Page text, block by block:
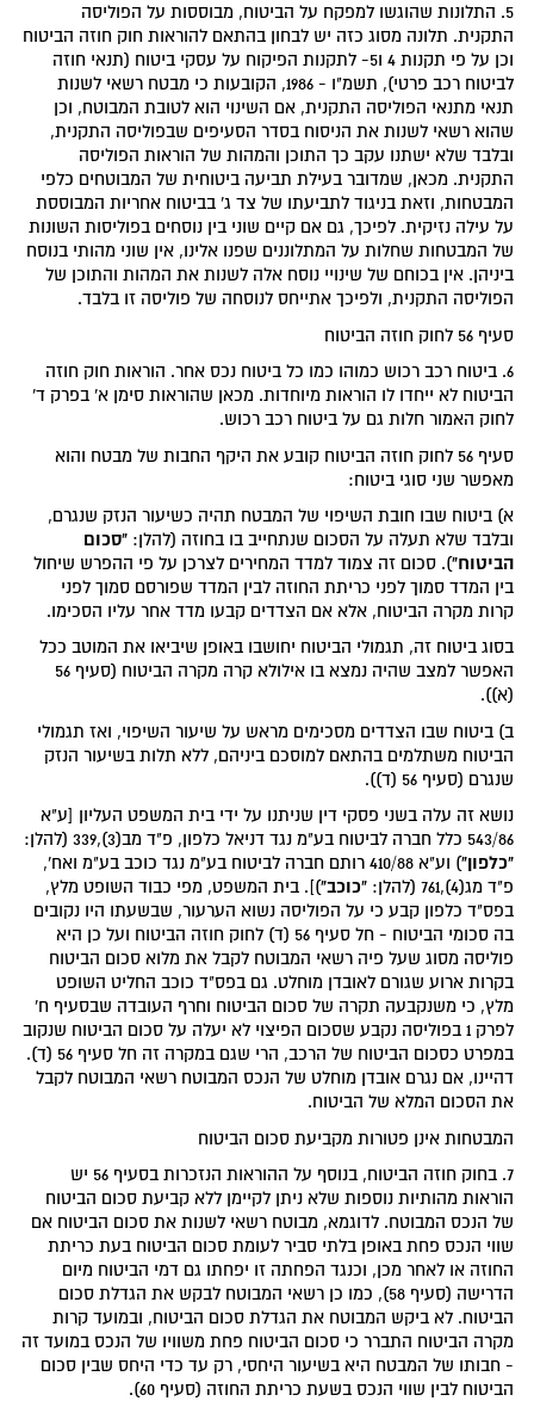
5. התלונות שהוגשו למפקח על הביטוח, מבוססות על הפוליסה
התקנית. תלונה מסוג כזה יש לבחון בהתאם להוראות חוק חוזה הביטוח
וכן על פי תקנות 4 ו5- לתקנות הפיקוח על עסקי ביטוח (תנאי חוזה
לביטוח רכב פרטי), תשמ"ו - 1986, הקובעות כי מבטח רשאי לשנות
תנאי מתנאי הפוליסה התקנית, אם השינוי הוא לטובת המבוטח, וכן
שהוא רשאי לשנות את הניסוח בסדר הסעיפים שבפוליסה התקנית,
ובלבד שלא ישתנו עקב כך התוכן והמהות של הוראות הפוליסה
התקנית. מכאן, שמדובר בעילת תביעה ביטוחית של המבוטחים כלפי
המבטחות, וזאת בניגוד לתביעתו של צד ג' בביטוח אחריות המבוססת
על עילה נזיקית. לפיכך, גם אם קיים שוני בין נוסחים בפוליסות השונות
של המבטחות שחלות על המתלוננים שפנו אלינו, אין שוני מהותי בנוסח
ביניהן. אין בכוחם של שינויי נוסח אלה לשנות את המהות והתוכן של
הפוליסה התקנית, ולפיכך אתייחס לנוסחה של פוליסה זו בלבד.
סעיף 56 לחוק חוזה הביטוח
6. ביטוח רכב רכוש כמוהו כמו כל ביטוח נכס אחר. הוראות חוק חוזה
הביטוח לא ייחדו לו הוראות מיוחדות. מכאן שהוראות סימן א' בפרק ד'
לחוק האמור חלות גם על ביטוח רכב רכוש.
סעיף 56 לחוק חוזה הביטוח קובע את היקף החבות של מבטח והוא
מאפשר שני סוגי ביטוח:
א) ביטוח שבו חובת השיפוי של המבטח תהיה כשיעור הנזק שנגרם,
ובלבד שלא תעלה על הסכום שנתחייב בו בחוזה (להלן:"סכום
הביטוח"). סכום זה צמוד למדד המחירים לצרכן על פי ההפרש שיחול
בין המדד סמוך לפני כריתת החוזה לבין המדד שפורסם סמוך לפני
קרות מקרה הביטוח, אלא אם הצדדים קבעו מדד אחר עליו הסכימו.
בסוג ביטוח זה, תגמולי הביטוח יחושבו באופן שיביאו את המוטב ככל
האפשר למצב שהיה נמצא בו אילולא קרה מקרה הביטוח (סעיף 56
(א)).
ב) ביטוח שבו הצדדים מסכימים מראש על שיעור השיפוי, ואז תגמולי
הביטוח משתלמים בהתאם למוסכם ביניהם, ללא תלות בשיעור הנזק
שנגרם (סעיף 56 (ד)).
נושא זה עלה בשני פסקי דין שניתנו על ידי בית המשפט העליון [ע"א
543/86 כלל חברה לביטוח בע"מ נגד דניאל כלפון, פ"ד מב(3),339 (להלן:
"כלפון"
) וע"א 410/88 רותם חברה לביטוח בע"מ נגד כוכב בע"מ ואח',
פ"ד מג(4),761 (להלן:
"כוכב")]. בית המשפט, מפי כבוד השופט מלץ,
בפס"ד כלפון קבע כי על הפוליסה נשוא הערעור, שבשעתו היו נקובים
בה סכומי הביטוח - חל סעיף 56 (ד) לחוק חוזה הביטוח ועל כן היא
פוליסה מסוג שעל פיה רשאי המבוטח לקבל את מלוא סכום הביטוח
בקרות ארוע שגורם לאובדן מוחלט. גם בפס"ד כוכב החליט השופט
מלץ, כי משנקבעה תקרה של סכום הביטוח וחרף העובדה שבסעיף ח'
לפרק 1 בפוליסה נקבע שסכום הפיצוי לא יעלה על סכום הביטוח שנקוב
במפרט כסכום הביטוח של הרכב, הרי שגם במקרה זה חל סעיף 56 (ד).
דהיינו, אם נגרם אובדן מוחלט של הנכס המבוטח רשאי המבוטח לקבל
את הסכום המלא של הביטוח.
המבטחות אינן פטורות מקביעת סכום הביטוח
7. בחוק חוזה הביטוח, בנוסף על ההוראות הנזכרות בסעיף 56 יש
הוראות מהותיות נוספות שלא ניתן לקיימן ללא קביעת סכום הביטוח
של הנכס המבוטח. לדוגמא, מבוטח רשאי לשנות את סכום הביטוח אם
שווי הנכס פחת באופן בלתי סביר לעומת סכום הביטוח בעת כריתת
החוזה או לאחר מכן, וכנגד הפחתה זו יפחתו גם דמי הביטוח מיום
הדרישה (סעיף 58), כמו כן רשאי המבוטח לבקש את הגדלת סכום
הביטוח. לא ביקש המבוטח את הגדלת סכום הביטוח, ובמועד קרות
מקרה הביטוח התברר כי סכום הביטוח פחת משוויו של הנכס במועד זה
- חבותו של המבטח היא בשיעור היחסי, רק עד כדי היחס שבין סכום
הביטוח לבין שווי הנכס בשעת כריתת החוזה (סעיף 60).